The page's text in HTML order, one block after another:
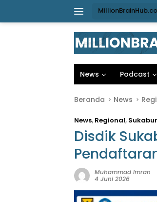
News Podcast
Beranda News
News, Regional,
Disdik
Muhammad Imran
4 Juni 2026